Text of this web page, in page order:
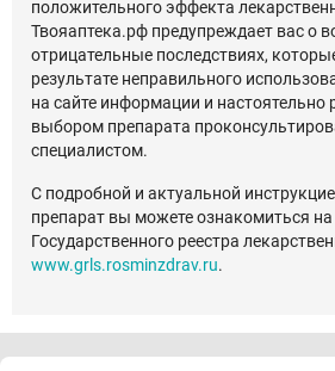
положительного эффекта
Твояаптека.рф предупреждает вас о
отрицательные последствиях,
результате неправильного
на сайте информации и настоятельно
выбором препарата
специалистом.
С подробной и актуальной
препарат вы можете ознакомиться на
Государственного реестра
www.grls.rosminzdrav.ru.